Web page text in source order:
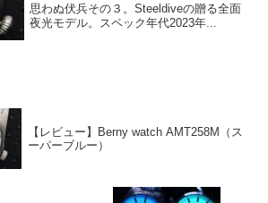
思わぬ伏兵その３。Steeldiveの贈る全面
夜光モデル。スペック年代2023年...
【レビュー】Berny watch AMT258M（ス
ーパーブルー）